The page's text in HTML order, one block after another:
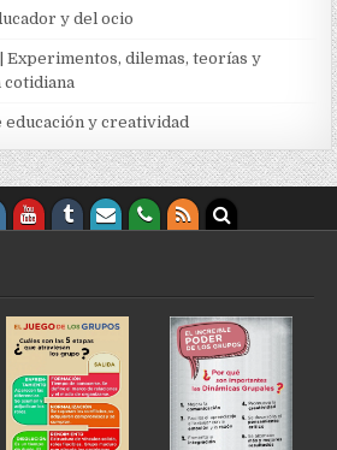
y del ocio
| Experimentos, dilemas, teorías y
cotidiana
educación y creatividad